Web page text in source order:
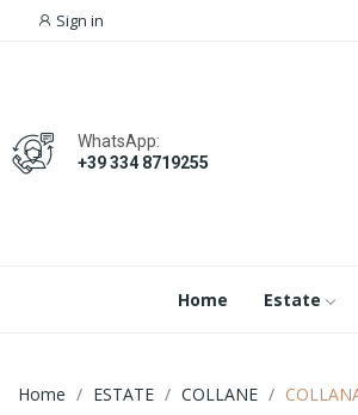
Sign in
WhatsApp:
+39 334 8719255
Home Estate
Home ESTATE COLLANE